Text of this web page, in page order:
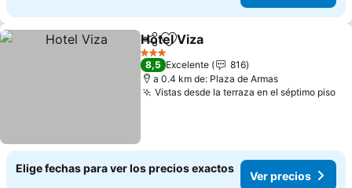
CompartirAgregar a favoritos
Hotel Viza
3 Estrellas
8,5 Excelente
816
a 0.4 km de: Plaza de Armas
Vistas desde la terraza en el séptimo piso
Elige fechas para ver los precios exactos
Ver precios